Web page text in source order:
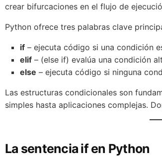
crear bifurcaciones en el flujo de
Python ofrece tres palabras clave
if – ejecuta código si una condición
elif – (else if) evalúa una condición
else – ejecuta código si ninguna
Las estructuras condicionales son
simples hasta aplicaciones complejas.
La sentencia if en Python